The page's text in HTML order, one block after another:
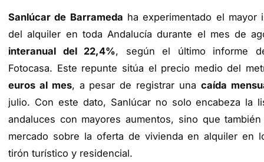
Sanlúcar de Barrameda ha experimentado el mayor
del alquiler en toda Andalucía durante el mes de
interanual del 22,4%, según el último informe
Fotocasa. Este repunte sitúa el precio medio del
euros al mes, a pesar de registrar una caída
julio. Con este dato, Sanlúcar no solo encabeza la
andaluces con mayores aumentos, sino que
mercado sobre la oferta de vivienda en alquiler en
tirón turístico y residencial.